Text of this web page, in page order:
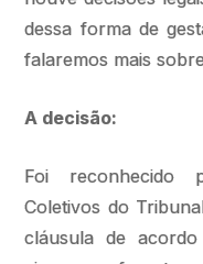
dessa forma de
falaremos mais
A decisão:
Foi reconhecido
Coletivos do
cláusula de